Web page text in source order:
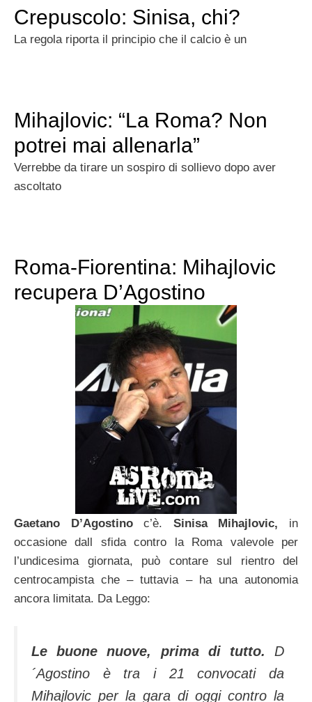
Crepuscolo: Sinisa, chi?
La regola riporta il principio che il calcio è un
Mihajlovic: “La Roma? Non
potrei mai allenarla”
Verrebbe da tirare un sospiro di sollievo dopo aver
ascoltato
Roma-Fiorentina: Mihajlovic
recupera D’Agostino
Gaetano D’Agostinoc’è. Sinisa Mihajlovic, in
occasione dall sfida contro la Roma valevole per
l’undicesima giornata, può contare sul rientro del
centrocampista che – tuttavia – ha una autonomia
ancora limitata. Da Leggo:
Le buone nuove, prima di tutto. D
´Agostino è tra i 21 convocati da
Mihajlovic per la gara di oggi contro la